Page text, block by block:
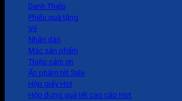
Danh Thiếp
Phiếu quà tặng
Vé
Nhãn dán
Mác sản phẩm
Thiệp cảm ơn
Ấn phẩm tết
Hộp giấy
Hộp đựng quà tết cao cấp